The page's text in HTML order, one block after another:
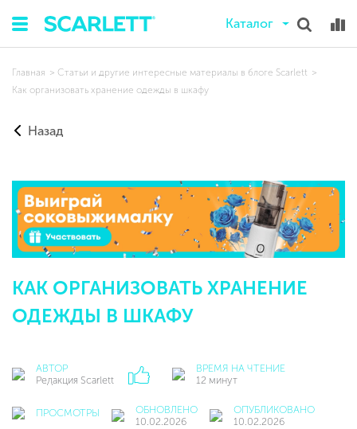
Каталог
Главная
Статьи и другие интересные материалы в блоге Scarlett
Как организовать хранение одежды в шкафу
Назад
КАК ОРГАНИЗОВАТЬ ХРАНЕНИЕ
ОДЕЖДЫ В ШКАФУ
АВТОР
Редакция Scarlett
ВРЕМЯ НА ЧТЕНИЕ
12 минут
ПРОСМОТРЫ
ОБНОВЛЕНО
10.02.2026
ОПУБЛИКОВАНО
10.02.2026